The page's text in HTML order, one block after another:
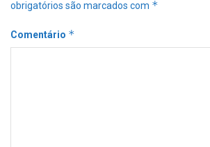
obrigatórios são marcados com *
Comentário *